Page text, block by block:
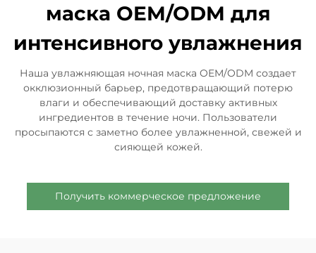
маска OEM/ODM для
интенсивного увлажнения
Наша увлажняющая ночная маска OEM/ODM создает
окклюзионный барьер, предотвращающий потерю
влаги и обеспечивающий доставку активных
ингредиентов в течение ночи. Пользователи
просыпаются с заметно более увлажненной, свежей и
сияющей кожей.
Получить коммерческое предложение